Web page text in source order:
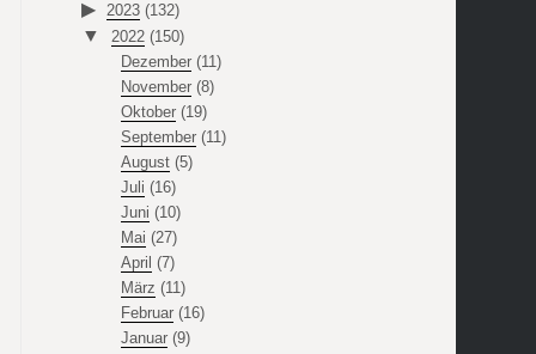
2023 (132)
2022 (150)
Dezember(11)
November(8)
Oktober(19)
September(11)
August(5)
Juli (16)
Juni (10)
Mai (27)
April (7)
März (11)
Februar(16)
Januar(9)